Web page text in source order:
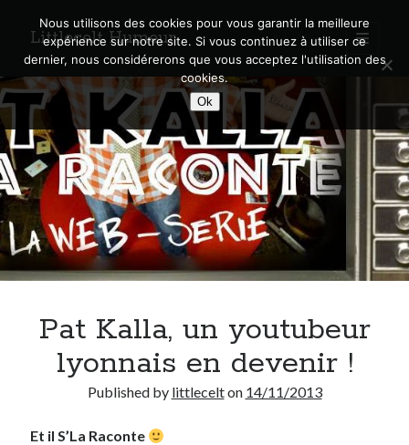
Littlecelt Humeur
open
primary
menu
Sidebar
Recherche sur le blog
Search
Derniers articles
Municipales 2026 : Lyon, Métropole et Caluire, mon choix pour l’avenir
Quel Lyonnais es-tu, Renaud Ducher ?
A quand une véritable place pour le vélo à Caluire dans la Métropole de
Lyon ?
Comment je vis ma vie sur un vélo
Pat Kalla, un youtubeur
lyonnais en devenir !
Published by littlecelton 14/11/2013
Et il S’La Raconte
Nous utilisons des cookies pour vous garantir la meilleure
expérience sur notre site. Si vous continuez à utiliser ce
dernier, nous considérerons que vous acceptez l'utilisation des
cookies.
Ok